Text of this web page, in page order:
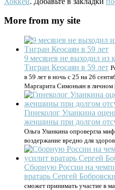
More from my site
9 месяцев не выходил из
Тигран Кеосаян в 59 лет
в 59 лет в ночь с 25 на 26
Маргарита Симоньян в
Гинеколог Уланкина
женщины при долгом
Ольга Уланкина опровергла
воздержание вредно для
Сборную России на
вратарь Сергей
сможет принимать участие в